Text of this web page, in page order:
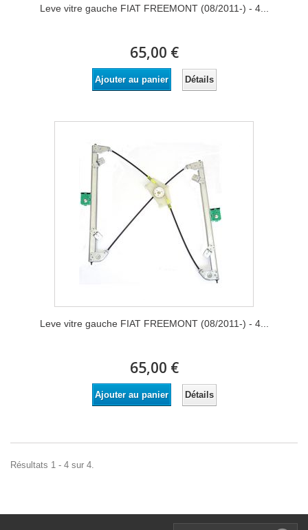
Leve vitre gauche FIAT FREEMONT (08/2011-) - 4...
65,00 €
Ajouter au panier Détails
Leve vitre gauche FIAT FREEMONT (08/2011-) - 4...
65,00 €
Ajouter au panier Détails
Résultats 1 - 4 sur 4.